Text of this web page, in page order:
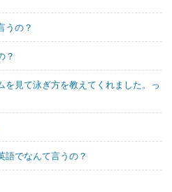
うの？
？
を見て泳ぎ方を教えてくれました。っ
語でなんて言うの？